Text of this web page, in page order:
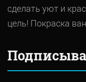
сделать уют и
цель! Покраска